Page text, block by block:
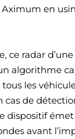
en
ce radar
algorithme
tous les
cas de
dispositif
avant